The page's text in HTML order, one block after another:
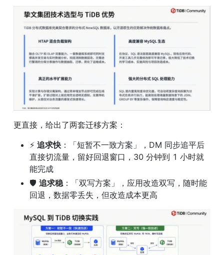
更直接，给出了两套迁移方案：
⚡ 追求快 ：「短暂不一致方案」，DM 同步追平后
直接切流量，留好回退窗口，30 分钟到 1 小时就
能完成
🛡️ 追求稳 ：「双写方案」，应用改造双写，随时能
回退，数据零丢失，但改造成本更高